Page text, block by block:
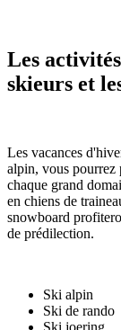
Les
skieurs et
Les vacances
alpin, vous pourrez
chaque grand
en chiens de
snowboard
de prédilection.
Ski alpin
Ski de rando
Ski joering